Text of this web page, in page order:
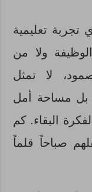
تجربة تعليمية
ولا من
لا تمثل
بل مساحة أمل
البقاء. كم
صباحاً قلماً